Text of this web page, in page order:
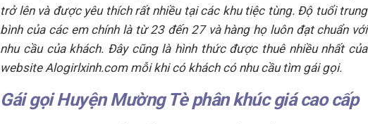
trở lên và được yêu thích rất nhiều tại các khu tiệc tùng. Độ tuổi trung
bình của các em chính là từ 23 đến 27 và hàng họ luôn đạt chuẩn với
nhu cầu của khách. Đây cũng là hình thức được thuê nhiều nhất của
website Alogirlxinh.com mỗi khi có khách có nhu cầu tìm gái gọi.
Gái gọi Huyện Mường Tè phân khúc giá cao cấp